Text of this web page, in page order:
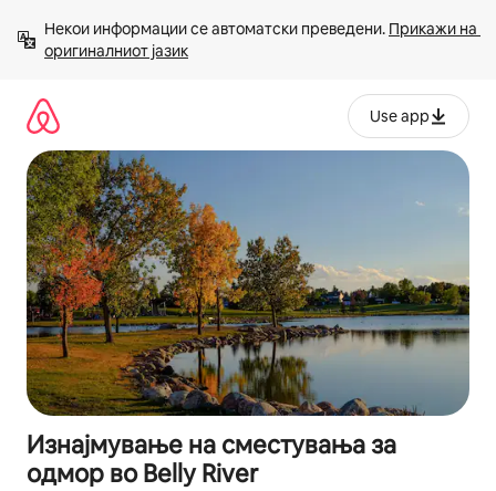
содржина
Некои информации се автоматски преведени. Прикажи на
оригиналниот јазик
Use app
Изнајмување на сместувања за
одмор во Belly River